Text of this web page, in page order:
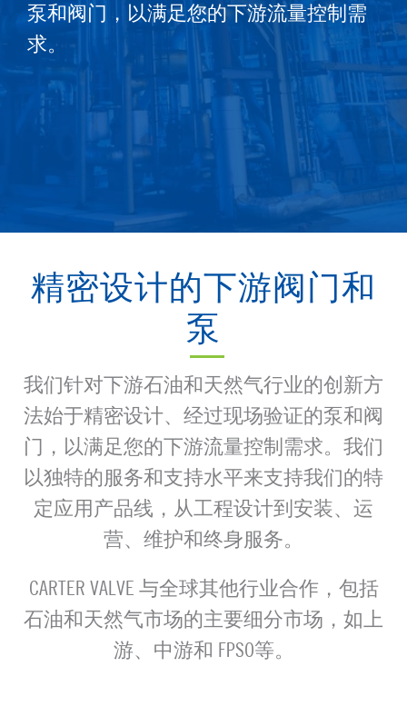
泵和阀门，以满足您的下游流量控制需
求。
精密设计的下游阀门和
泵
我们针对下游石油和天然气行业的创新方
法始于精密设计、经过现场验证的泵和阀
门，以满足您的下游流量控制需求。我们
以独特的服务和支持水平来支持我们的特
定应用产品线，从工程设计到安装、运
营、维护和终身服务。
CARTER VALVE 与全球其他行业合作，包括
石油和天然气市场的主要细分市场，如上
游、中游和 FPSO等。